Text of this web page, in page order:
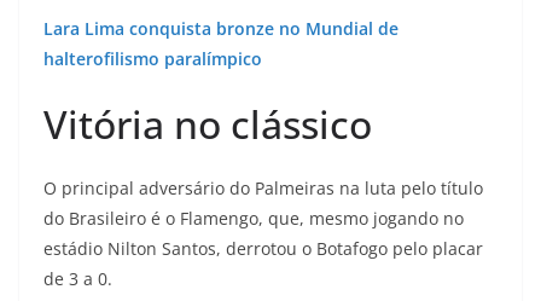
Lara Lima conquista bronze no Mundial de
halterofilismo paralímpico
Vitória no clássico
O principal adversário do Palmeiras na luta pelo título
do Brasileiro é o Flamengo, que, mesmo jogando no
estádio Nilton Santos, derrotou o Botafogo pelo placar
de 3 a 0.